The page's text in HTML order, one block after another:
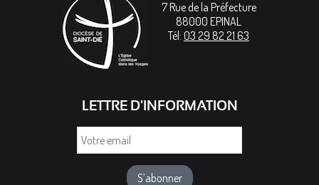
7 Rue de la Préfecture
88000 EPINAL
Tél: 03 29 82 21 63
LETTRE D'INFORMATION